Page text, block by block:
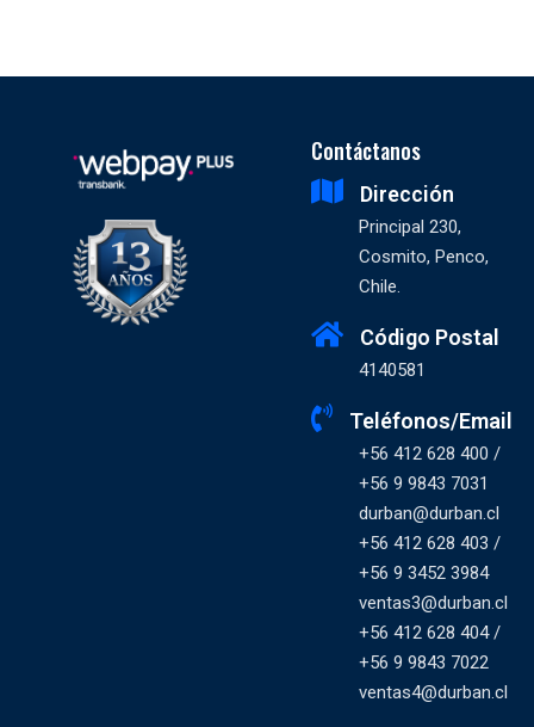
Contáctanos
Dirección
Principal 230,
Cosmito, Penco,
Chile.
Código Postal
4140581
Teléfonos/Email
+56 412 628 400 /
+56 9 9843 7031
durban@durban.cl
+56 412 628 403 /
+56 9 3452 3984
ventas3@durban.cl
+56 412 628 404 /
+56 9 9843 7022
ventas4@durban.cl